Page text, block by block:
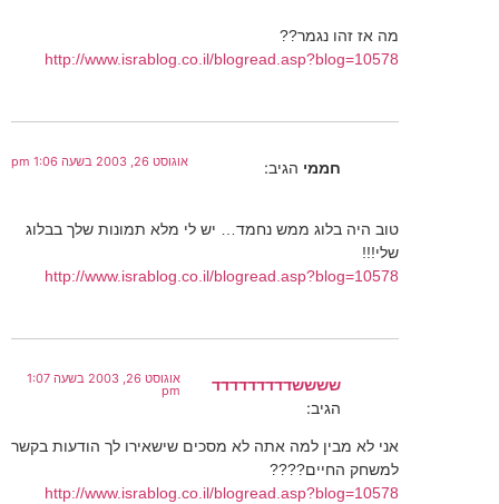
מה אז זהו נגמר??
http://www.israblog.co.il/blogread.asp?blog=10578
חממי הגיב: אוגוסט 26, 2003 בשעה 1:06 pm
טוב היה בלוג ממש נחמד… יש לי מלא תמונות שלך בבלוג
שלי!!!
http://www.israblog.co.il/blogread.asp?blog=10578
ששששדדדדדדדדד
הגיב:
אוגוסט 26, 2003 בשעה 1:07
pm
אני לא מבין למה אתה לא מסכים שישאירו לך הודעות בקשר
למשחק החיים????
http://www.israblog.co.il/blogread.asp?blog=10578